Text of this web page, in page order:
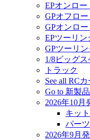
EPオンロー
GPオフロー
GPオンロー
EPツーリン
GPツーリ
1/8ビッグ
トラック
See all RCカ
Go to 新製品
2026年10月
キット
パーツ
2026年9月